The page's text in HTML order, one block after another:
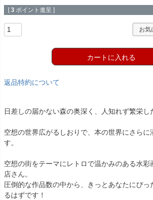
[ 3 ポイント進呈 ]
お気
カートに入れる
返品特約について
日差しの届かない森の奥深く、人知れず繁栄し
空想の世界広がるしおりで、本の世界にさらに
す。
空想の街をテーマにレトロで温かみのある水彩
店さん。
圧倒的な作品数の中から、きっとあなたにぴっ
るはずです！